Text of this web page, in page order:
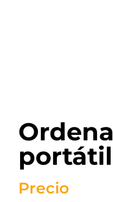
portátil
Precio